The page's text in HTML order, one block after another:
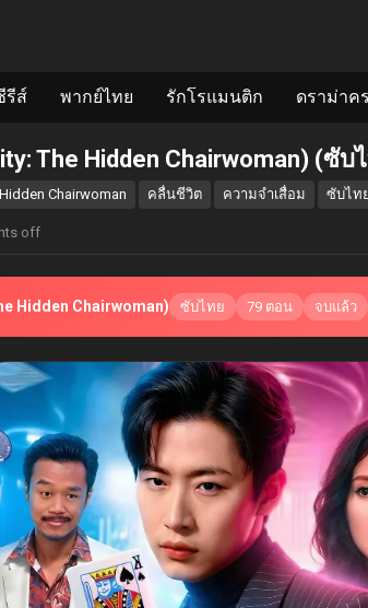
รีส์ พากย์ไทย รักโรแมนติก ดราม่าค
The Hidden Chairwoman) (ซับ
Chairwoman คลื่นชีวิต ความจำเสื่อม ซับไท
off
Hidden Chairwoman) ซับไทย 79 ตอน จบแล้ว